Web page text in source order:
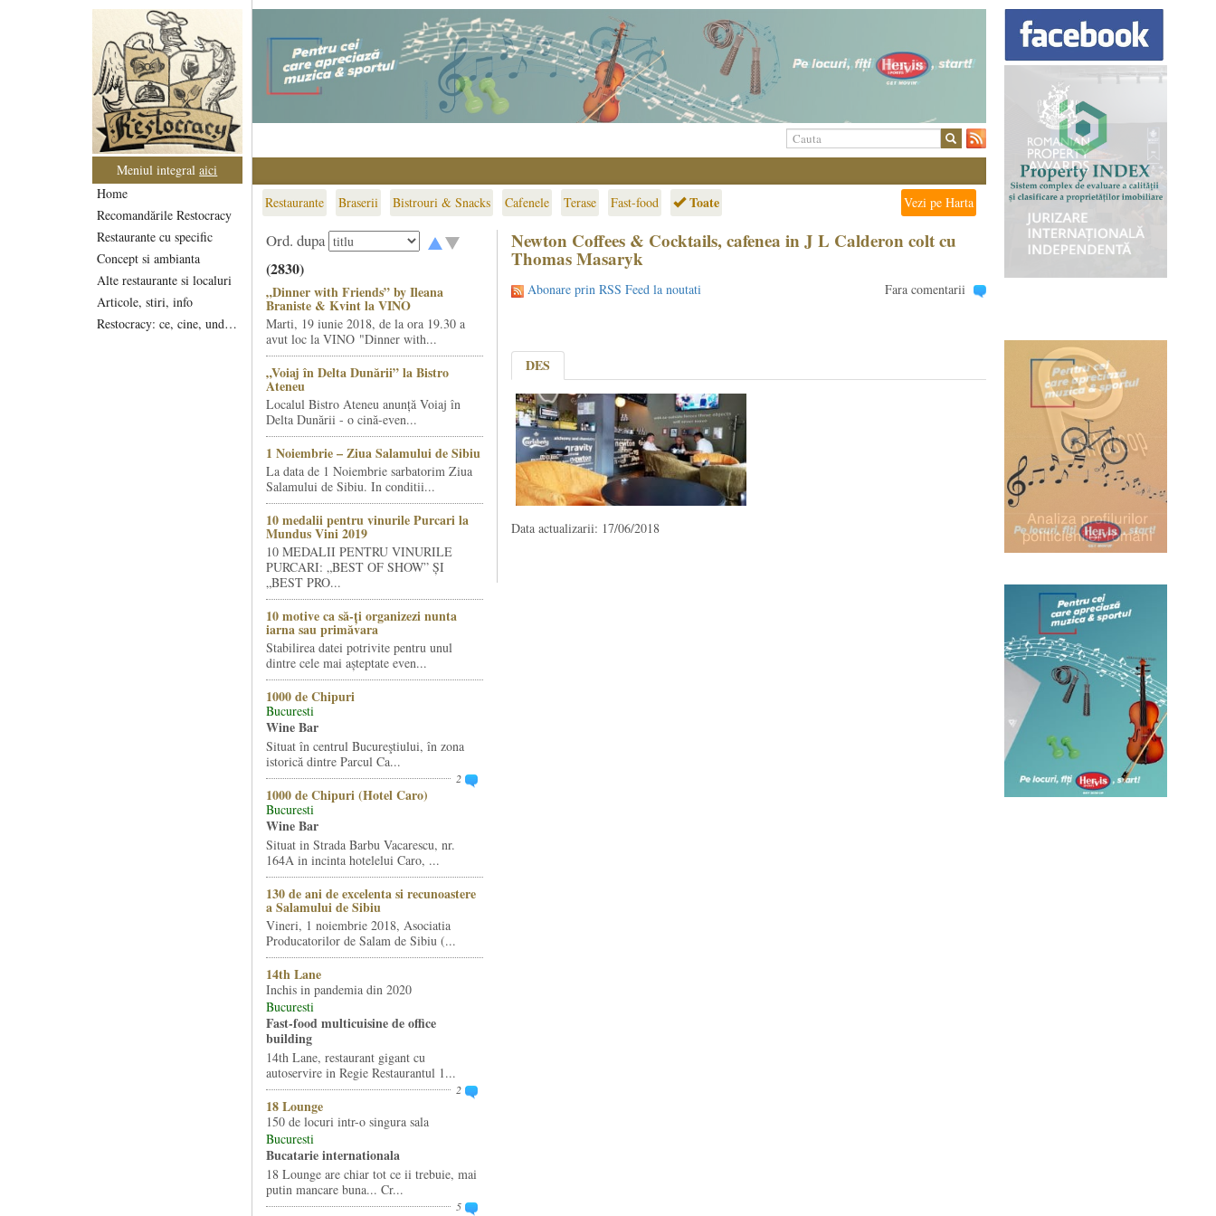
Meniul integralaici
Home
Recomandările Restocracy
Restaurante cu specific
Concept si ambianta
Alte restaurante si localuri
Articole, stiri, info
Restocracy: ce, cine, unde...
Restaurante Braserii Bistrouri & Snacks Cafenele Terase Fast-food Toate Vezi pe Harta
Ord. dupa
(2830)
„Dinner with Friends” by Ileana
Braniste & Kvint la VINO
Marti, 19 iunie 2018, de la ora 19.30 a
avut loc la VINO "Dinner with...
„Voiaj în Delta Dunării” la Bistro
Ateneu
Localul Bistro Ateneu anunță Voiaj în
Delta Dunării - o cină-even...
1 Noiembrie – Ziua Salamului de Sibiu
La data de 1 Noiembrie sarbatorim Ziua
Salamului de Sibiu. In conditii...
10 medalii pentru vinurile Purcari la
Mundus Vini 2019
10 MEDALII PENTRU VINURILE
PURCARI: „BEST OF SHOW” ȘI
„BEST PRO...
10 motive ca să-ți organizezi nunta
iarna sau primăvara
Stabilirea datei potrivite pentru unul
dintre cele mai așteptate even...
1000 de Chipuri
Bucuresti
Wine Bar
Situat în centrul Bucureştiului, în zona
istorică dintre Parcul Ca...
2
1000 de Chipuri (Hotel Caro)
Bucuresti
Wine Bar
Situat in Strada Barbu Vacarescu, nr.
164A in incinta hotelelui Caro, ...
130 de ani de excelenta si recunoastere
a Salamului de Sibiu
Vineri, 1 noiembrie 2018, Asociatia
Producatorilor de Salam de Sibiu (...
14th Lane
Inchis in pandemia din 2020
Bucuresti
Fast-food multicuisine de office
building
14th Lane, restaurant gigant cu
autoservire in Regie Restaurantul 1...
2
18 Lounge
150 de locuri intr-o singura sala
Bucuresti
Bucatarie internationala
18 Lounge are chiar tot ce ii trebuie, mai
putin mancare buna... Cr...
5
Newton Coffees & Cocktails, cafenea in J L Calderon colt cu
Thomas Masaryk
Abonare prin RSS Feed la noutati Fara comentarii
DES
Data actualizarii: 17/06/2018